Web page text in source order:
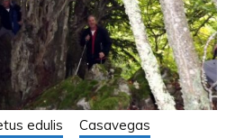
edulis
Casavegas